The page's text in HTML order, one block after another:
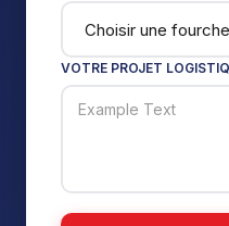
VOTRE PROJET